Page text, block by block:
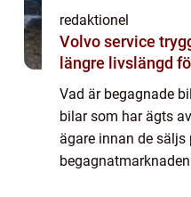
redaktionel
Volvo service trygghet, ekonomi och
längre livslängd
Vad är begagnade
bilar som har ägts
ägare innan de säljs